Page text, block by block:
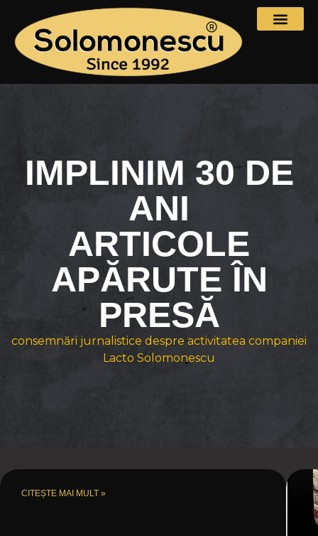
IMPLINIM 30 DE
ANI
ARTICOLE
APĂRUTE ÎN
PRESĂ
consemnări jurnalistice despre activitatea companiei
Lacto Solomonescu
CITEȘTE MAI MULT »